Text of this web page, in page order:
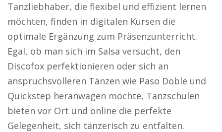
Tanzliebhaber, die flexibel und effizient lernen
möchten, finden in digitalen Kursen die
optimale Ergänzung zum Präsenzunterricht.
Egal, ob man sich im Salsa versucht, den
Discofox perfektionieren oder sich an
anspruchsvolleren Tänzen wie Paso Doble und
Quickstep heranwagen möchte, Tanzschulen
bieten vor Ort und online die perfekte
Gelegenheit, sich tänzerisch zu entfalten.